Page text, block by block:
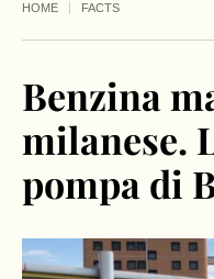
HOME FACTS
Benzina
milanese.
pompa di